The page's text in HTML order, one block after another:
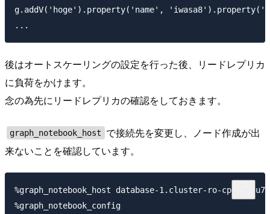
g.addV('hoge').property('name',
後はオートスケーリングの設定を行った後、リードレプリカ
に負荷をかけます。
念の為先にリードレプリカの確認をしておきます。
graph_notebook_host
で接続先を変更し、ノード作成が出
来ないことを確認しています。
%graph_notebook_host database-1.cluster-ro-
%graph_notebook_config